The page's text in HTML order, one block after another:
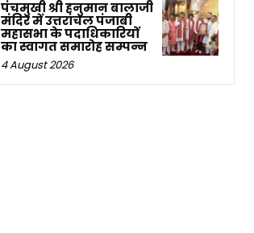
पंचमुखी श्री हनुमान बालाजी
मंदिर में उत्तरांचल पंजाबी
महासभा के पदाधिकारियों
का स्वागत समारोह सम्पन्न
4 August 2026